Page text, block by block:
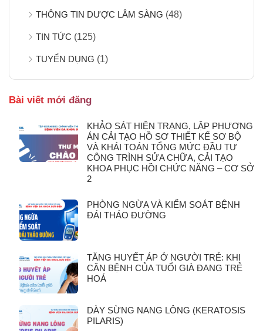
THÔNG TIN DƯỢC LÂM SÀNG (48)
TIN TỨC (125)
TUYỂN DỤNG (1)
Bài viết mới đăng
KHẢO SÁT HIỆN TRẠNG, LẬP PHƯƠNG
ÁN CẢI TẠO HỒ SƠ THIẾT KẾ SƠ BỘ
VÀ KHÁI TOÁN TỔNG MỨC ĐẦU TƯ
CÔNG TRÌNH SỬA CHỮA, CẢI TẠO
KHOA PHỤC HỒI CHỨC NĂNG – CƠ SỞ
2
PHÒNG NGỪA VÀ KIỂM SOÁT BỆNH
ĐÁI THÁO ĐƯỜNG
TĂNG HUYẾT ÁP Ở NGƯỜI TRẺ: KHI
CĂN BỆNH CỦA TUỔI GIÀ ĐANG TRẺ
HOÁ
DÀY SỪNG NANG LÔNG (KERATOSIS
PILARIS)